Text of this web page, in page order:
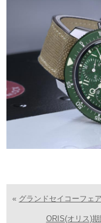
« グランドセイコーフェ
ORIS(オリス)